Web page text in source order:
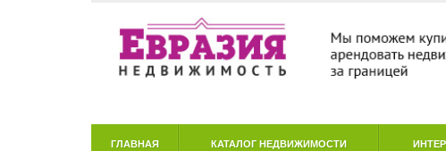
ГЛАВНАЯ КАТАЛОГ НЕДВИЖИМОСТИ